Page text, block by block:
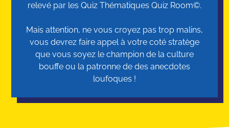
relevé par les Quiz Thématiques Quiz Room©.
Mais attention, ne vous croyez pas trop malins,
vous devrez faire appel à votre coté stratège
que vous soyez le champion de la culture
bouffe ou la patronne de des anecdotes
loufoques !